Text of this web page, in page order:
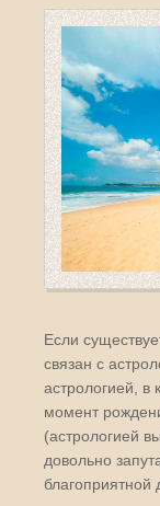
Если
связан с
астрологией, в
момент
(астрологией
довольно
благоприятной